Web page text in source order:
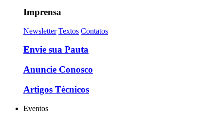
Imprensa
Newsletter Textos Contatos
Envie sua Pauta
Anuncie Conosco
Artigos Técnicos
Eventos